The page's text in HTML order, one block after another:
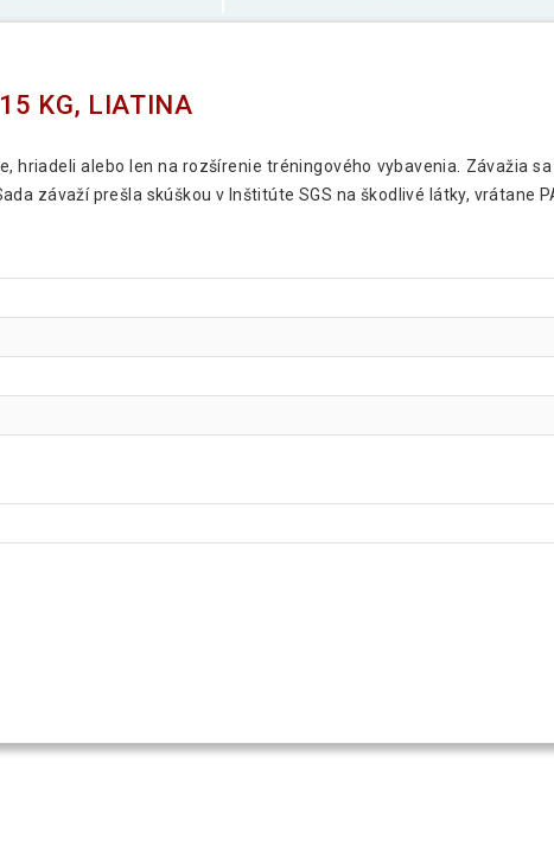
KG, LIATINA
hriadeli alebo len na rozšírenie tréningového vybavenia. Závažia
závaží prešla skúškou v Inštitúte SGS na škodlivé látky, vrátane